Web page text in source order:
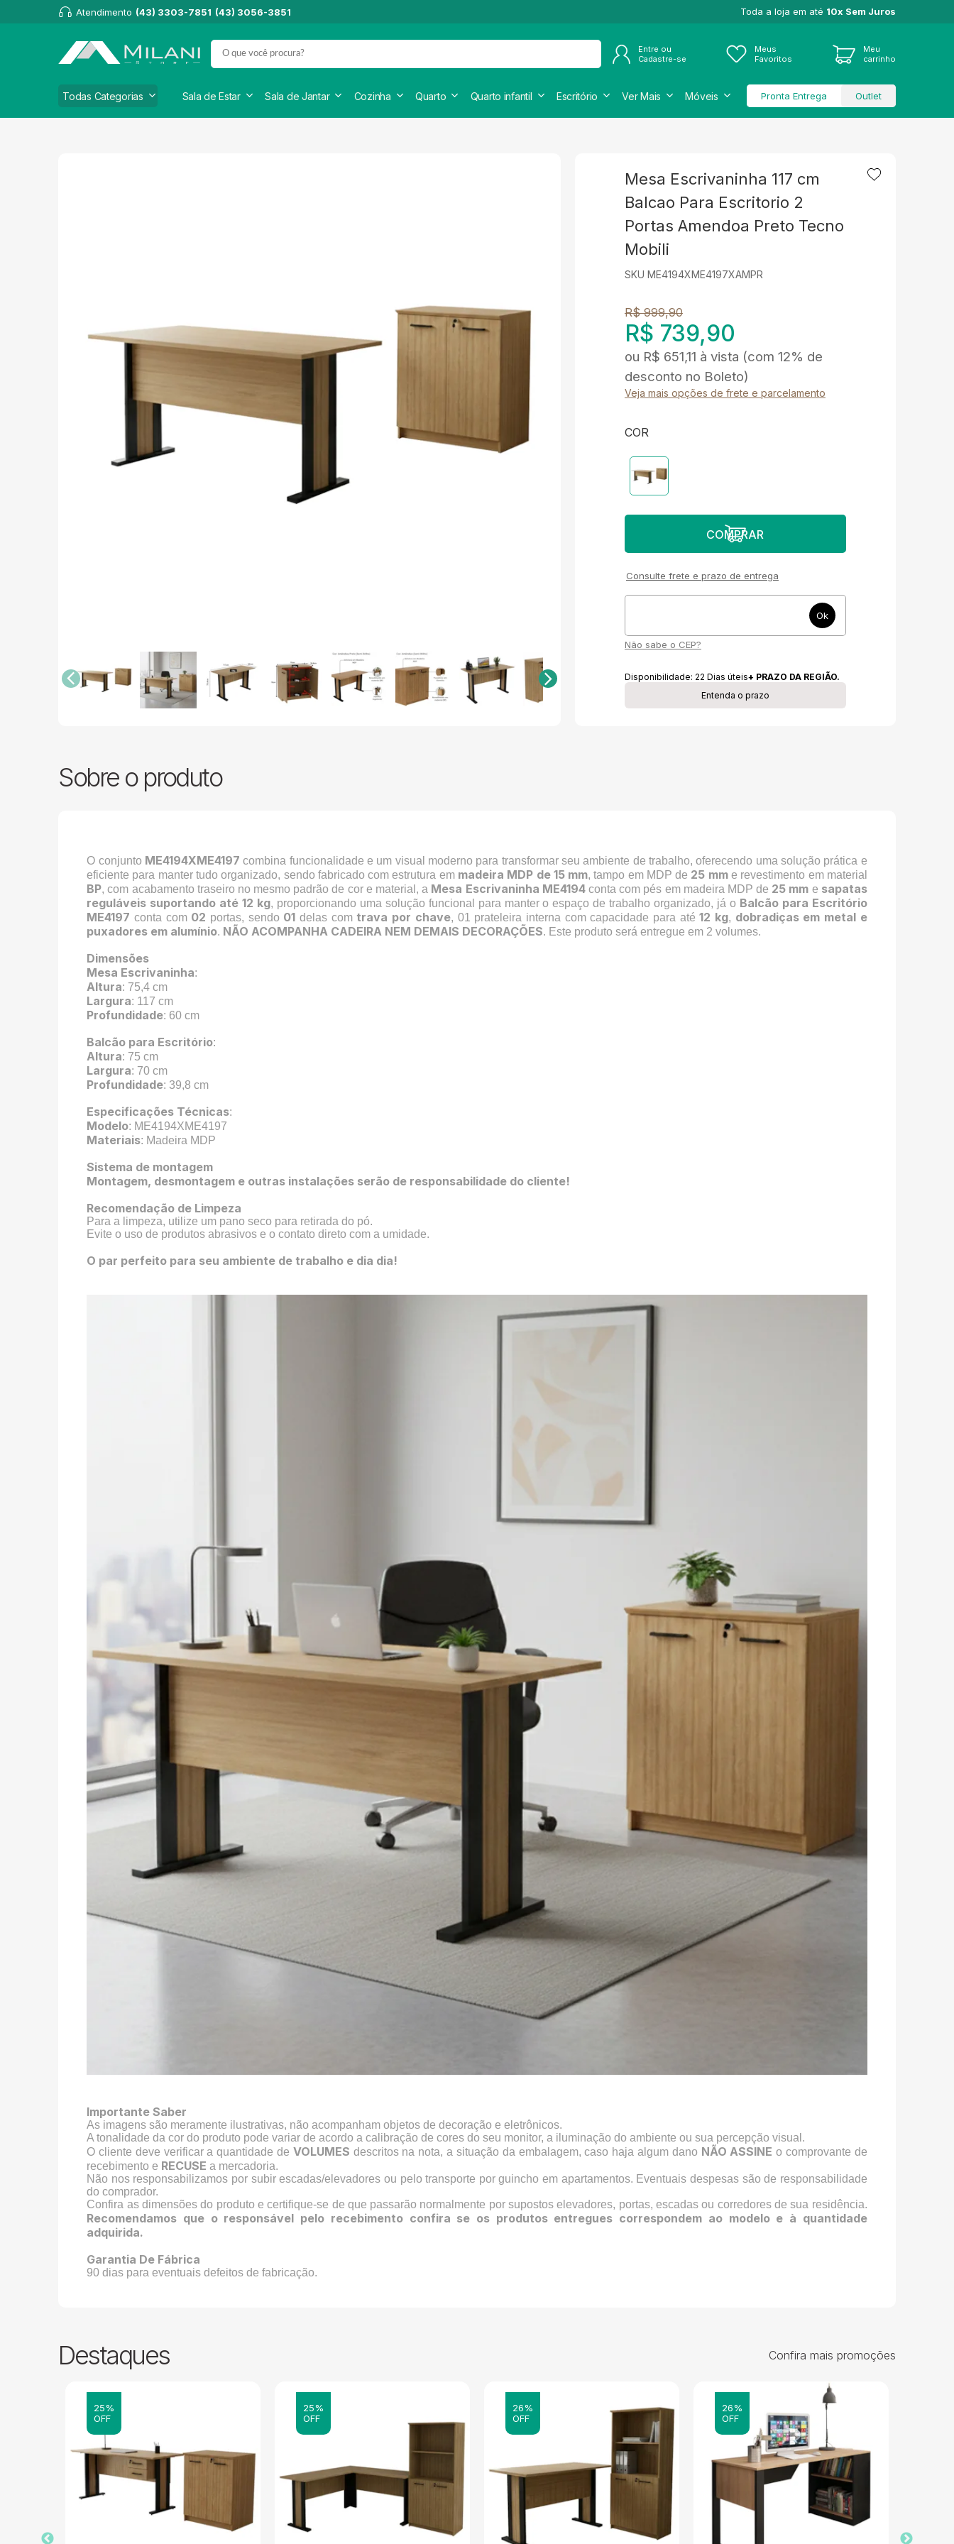
Atendimento (43) 3303-7851 (43) 3056-3851 Toda a loja em até 10x Sem Juros
Entre ou
Cadastre-se
Meus
Favoritos
Meu
carrinho
Todas Categorias Sala de Estar Sala de Jantar Cozinha Quarto Quarto infantil Escritório Ver Mais Móveis Pronta Entrega Outlet
Mesa Escrivaninha 117 cm
Balcao Para Escritorio 2
Portas Amendoa Preto Tecno
Mobili
SKU ME4194XME4197XAMPR
R$ 999,90
R$ 739,90
ou R$ 651,11 à vista (com 12% de
desconto no Boleto)
Veja mais opções de frete e parcelamento
COR
Consulte frete e prazo de entrega
Não sabe o CEP?
Disponibilidade: 22 Dias úteis+ PRAZO DA REGIÃO.
Entenda o prazo
Sobre o produto
O conjunto ME4194XME4197 combina funcionalidade e um visual moderno para transformar seu ambiente de trabalho, oferecendo uma solução prática e
eficiente para manter tudo organizado, sendo fabricado com estrutura emmadeira MDP de 15 mm, tampo em MDP de 25 mme revestimento em material
BP, com acabamento traseiro no mesmo padrão de cor e material, a Mesa Escrivaninha ME4194conta com pés em madeira MDP de 25 mm e sapatas
reguláveis suportando até 12 kg, proporcionando uma solução funcional para manter o espaço de trabalho organizado, já o Balcão para Escritório
ME4197 conta com 02 portas, sendo 01 delas com trava por chave, 01 prateleira interna com capacidade para até12 kg, dobradiças em metal e
puxadores em alumínio. NÃO ACOMPANHA CADEIRA NEM DEMAIS DECORAÇÕES. Este produto será entregue em 2 volumes.
Dimensões
Mesa Escrivaninha:
Altura: 75,4 cm
Largura: 117 cm
Profundidade: 60 cm
Balcão para Escritório:
Altura: 75 cm
Largura: 70 cm
Profundidade: 39,8 cm
Especificações Técnicas:
Modelo: ME4194XME4197
Materiais: Madeira MDP
Sistema de montagem
Montagem, desmontagem e outras instalações serão de responsabilidade do cliente!
Recomendação de Limpeza
Para a limpeza, utilize um pano seco para retirada do pó.
Evite o uso de produtos abrasivos e o contato direto com a umidade.
O par perfeito para seu ambiente de trabalho e dia dia!
Importante Saber
As imagens são meramente ilustrativas, não acompanham objetos de decoração e eletrônicos.
A tonalidade da cor do produto pode variar de acordo a calibração de cores do seu monitor, a iluminação do ambiente ou sua percepção visual.
O cliente deve verificar a quantidade de VOLUMES descritos na nota, a situação da embalagem, caso haja algum dano NÃO ASSINE o comprovante de
recebimento e RECUSE a mercadoria.
Não nos responsabilizamos por subir escadas/elevadores ou pelo transporte por guincho em apartamentos. Eventuais despesas são de responsabilidade
do comprador.
Confira as dimensões do produto e certifique-se de que passarão normalmente por supostos elevadores, portas, escadas ou corredores de sua residência.
Recomendamos que o responsável pelo recebimento confira se os produtos entregues correspondem ao modelo e à quantidade
adquirida.
Garantia De Fábrica
90 dias para eventuais defeitos de fabricação.
Destaques Confira mais promoções
25%
OFF
25%
OFF
26%
OFF
26%
OFF